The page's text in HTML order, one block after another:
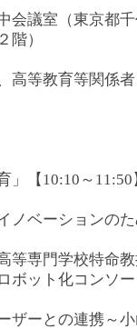
室（東京都千
階）
等教育等関係者
【10:10～11:50
ベーションの
専門学校特命
ボット化コンソ
ザーとの連携～